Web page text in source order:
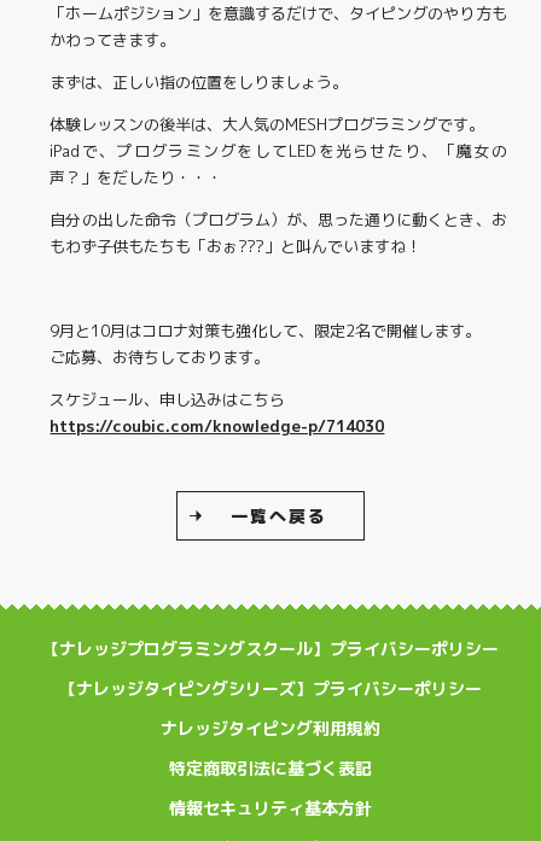
「ホームポジション」を意識するだけで、タイピングのやり方も
かわってきます。
まずは、正しい指の位置をしりましょう。
体験レッスンの後半は、大人気のMESHプログラミングです。
iPadで、プログラミングをしてLEDを光らせたり、「魔女の
声？」をだしたり・・・
自分の出した命令（プログラム）が、思った通りに動くとき、お
もわず子供もたちも「おぉ???」と叫んでいますね！
9月と10月はコロナ対策も強化して、限定2名で開催します。
ご応募、お待ちしております。
スケジュール、申し込みはこちら
https://coubic.com/knowledge-p/714030
一覧へ戻る
【ナレッジプログラミングスクール】プライバシーポリシー
【ナレッジタイピングシリーズ】プライバシーポリシー
ナレッジタイピング利用規約
特定商取引法に基づく表記
情報セキュリティ基本方針